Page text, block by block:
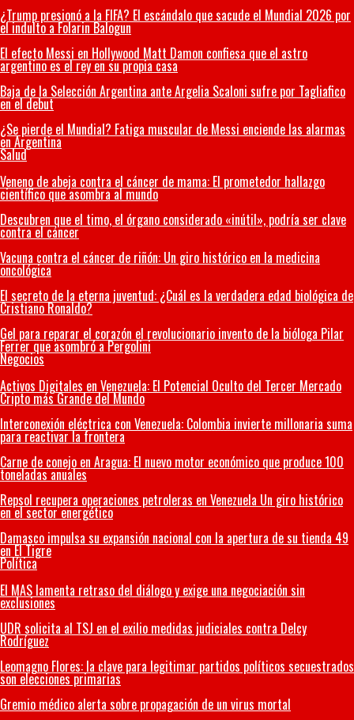
¿Trump presionó a la FIFA? El escándalo que sacude el Mundial 2026 por
el indulto a Folarin Balogun
El efecto Messi en Hollywood Matt Damon confiesa que el astro
argentino es el rey en su propia casa
Baja de la Selección Argentina ante Argelia Scaloni sufre por Tagliafico
en el debut
¿Se pierde el Mundial? Fatiga muscular de Messi enciende las alarmas
en Argentina
Salud
Veneno de abeja contra el cáncer de mama: El prometedor hallazgo
científico que asombra al mundo
Descubren que el timo, el órgano considerado «inútil», podría ser clave
contra el cáncer
Vacuna contra el cáncer de riñón: Un giro histórico en la medicina
oncológica
El secreto de la eterna juventud: ¿Cuál es la verdadera edad biológica de
Cristiano Ronaldo?
Gel para reparar el corazón el revolucionario invento de la bióloga Pilar
Ferrer que asombró a Pergolini
Negocios
Activos Digitales en Venezuela: El Potencial Oculto del Tercer Mercado
Cripto más Grande del Mundo
Interconexión eléctrica con Venezuela: Colombia invierte millonaria suma
para reactivar la frontera
Carne de conejo en Aragua: El nuevo motor económico que produce 100
toneladas anuales
Repsol recupera operaciones petroleras en Venezuela Un giro histórico
en el sector energético
Damasco impulsa su expansión nacional con la apertura de su tienda 49
en El Tigre
Política
El MAS lamenta retraso del diálogo y exige una negociación sin
exclusiones
UDR solicita al TSJ en el exilio medidas judiciales contra Delcy
Rodríguez
Leomagno Flores: la clave para legitimar partidos políticos secuestrados
son elecciones primarias
Gremio médico alerta sobre propagación de un virus mortal